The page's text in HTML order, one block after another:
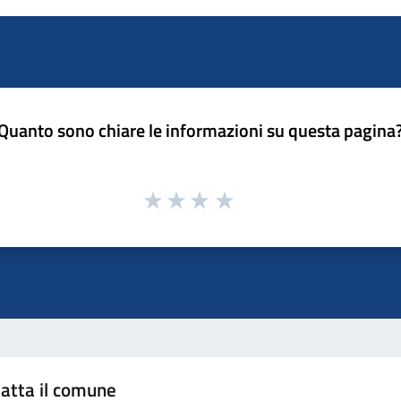
sono chiare le informazioni su questa
il comune